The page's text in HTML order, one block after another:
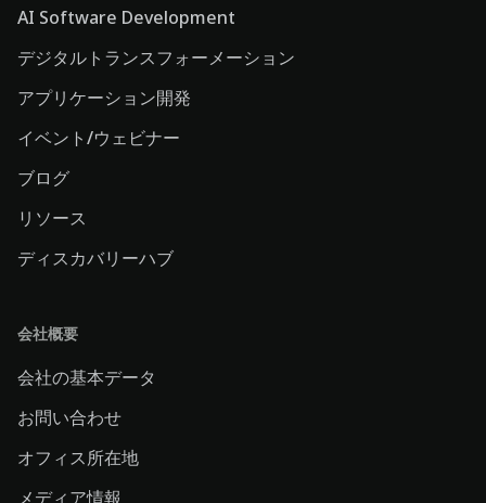
AI Software Development
デジタルトランスフォーメーション
アプリケーション開発
イベント/ウェビナー
ブログ
リソース
ディスカバリーハブ
会社概要
会社の基本データ
お問い合わせ
オフィス所在地
メディア情報